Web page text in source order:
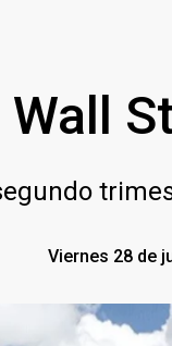
Viernes 28 de